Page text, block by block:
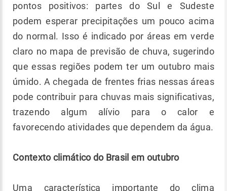
pontos positivos: partes do Sul e Sudeste
podem esperar precipitações um pouco acima
do normal. Isso é indicado por áreas em verde
claro no mapa de previsão de chuva, sugerindo
que essas regiões podem ter um outubro mais
úmido. A chegada de frentes frias nessas áreas
pode contribuir para chuvas mais significativas,
trazendo algum alívio para o calor e
favorecendo atividades que dependem da água.
Contexto climático do Brasil em outubro
Uma característica importante do clima